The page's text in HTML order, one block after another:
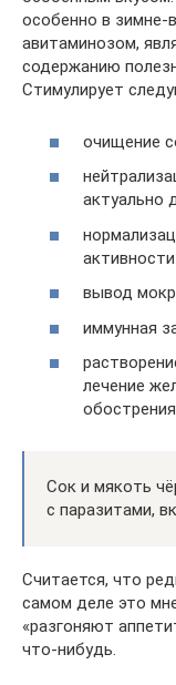
особенно в зимне-
авитаминозом,
содержанию
Стимулирует
очищение
актуально
вывод
иммунная
лечение
Сок и мякоть
с паразитами,
Считается, что
самом деле это
«разгоняют
что-нибудь.